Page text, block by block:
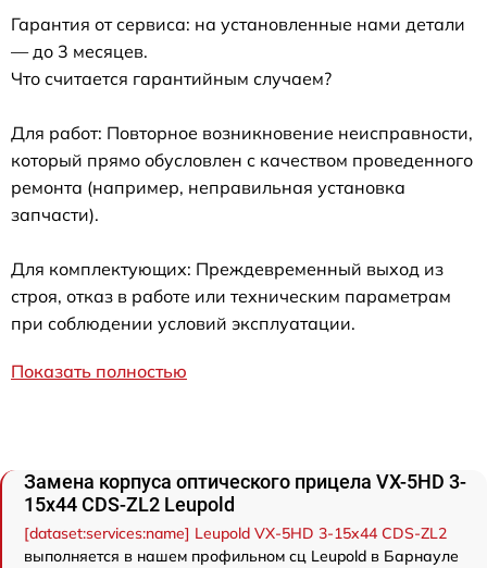
Гарантия от сервиса: на установленные нами детали
— до 3 месяцев.
Что считается гарантийным случаем?
Для работ: Повторное возникновение неисправности,
который прямо обусловлен с качеством проведенного
ремонта (например, неправильная установка
запчасти).
Для комплектующих: Преждевременный выход из
строя, отказ в работе или техническим параметрам
при соблюдении условий эксплуатации.
Показать полностью
Замена корпуса оптического прицела VX-5HD 3-
15x44 CDS-ZL2 Leupold
[dataset:services:name] Leupold VX-5HD 3-15x44 CDS-ZL2
выполняется в нашем профильном сц Leupold в Барнауле